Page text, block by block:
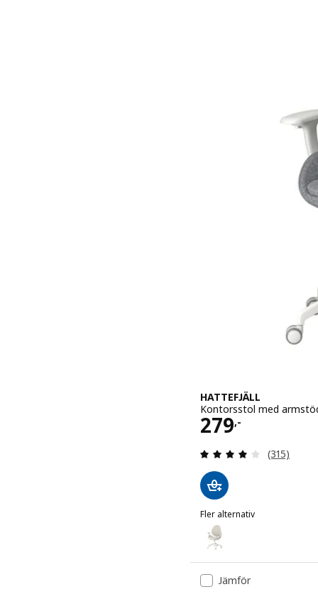
HATTEFJÄLL
Kontorsstol med
279,-
Pris 279,-
(315)
Fler alternativ
HATTEFJÄLL
Alternativ:
Alternativ:
Jämför